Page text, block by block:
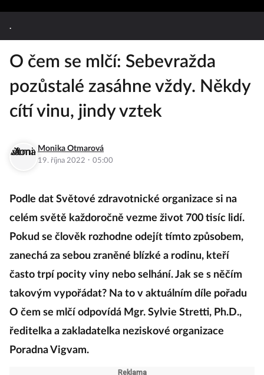
.
O čem se mlčí: Sebevražda
pozůstalé zasáhne vždy. Někdy
cítí vinu, jindy vztek
Monika Otmarová
19. října 2022 · 05:00
Podle dat Světové zdravotnické organizace si na
celém světě každoročně vezme život 700 tisíc lidí.
Pokud se člověk rozhodne odejít tímto způsobem,
zanechá za sebou zraněné blízké a rodinu, kteří
často trpí pocity viny nebo selhání. Jak se s něčím
takovým vypořádat? Na to v aktuálním díle pořadu
O čem se mlčí odpovídá Mgr. Sylvie Stretti, Ph.D.,
ředitelka a zakladatelka neziskové organizace
Poradna Vigvam.